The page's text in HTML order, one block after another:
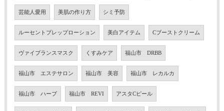
芸能人愛用 美肌の作り方 シミ予防
ルーセントプレップローション 美白アイテム Cブーストクリーム
ヴァイブランスマスク くすみケア 福山市 DRBB
福山市 エステサロン 福山市 美容 福山市 レカルカ
福山市 ハーブ 福山市 REVI アスタCピール